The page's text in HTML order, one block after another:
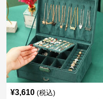
¥3,610 (税込)